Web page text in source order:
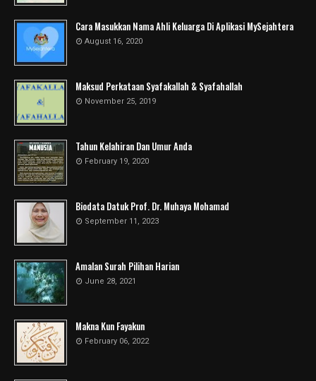
Cara Masukkan Nama Ahli Keluarga Di Aplikasi MySejahtera
August 16, 2020
Maksud Perkataan Syafakallah & Syafahallah
November 25, 2019
Tahun Kelahiran Dan Umur Anda
February 19, 2020
Biodata Datuk Prof. Dr. Muhaya Mohamad
September 11, 2023
Amalan Surah Pilihan Harian
June 28, 2021
Makna Kun Fayakun
February 06, 2022